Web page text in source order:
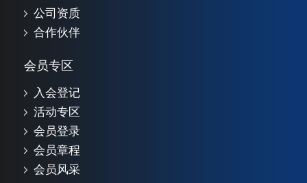
公司资质
合作伙伴
会员专区
入会登记
活动专区
会员登录
会员章程
会员风采